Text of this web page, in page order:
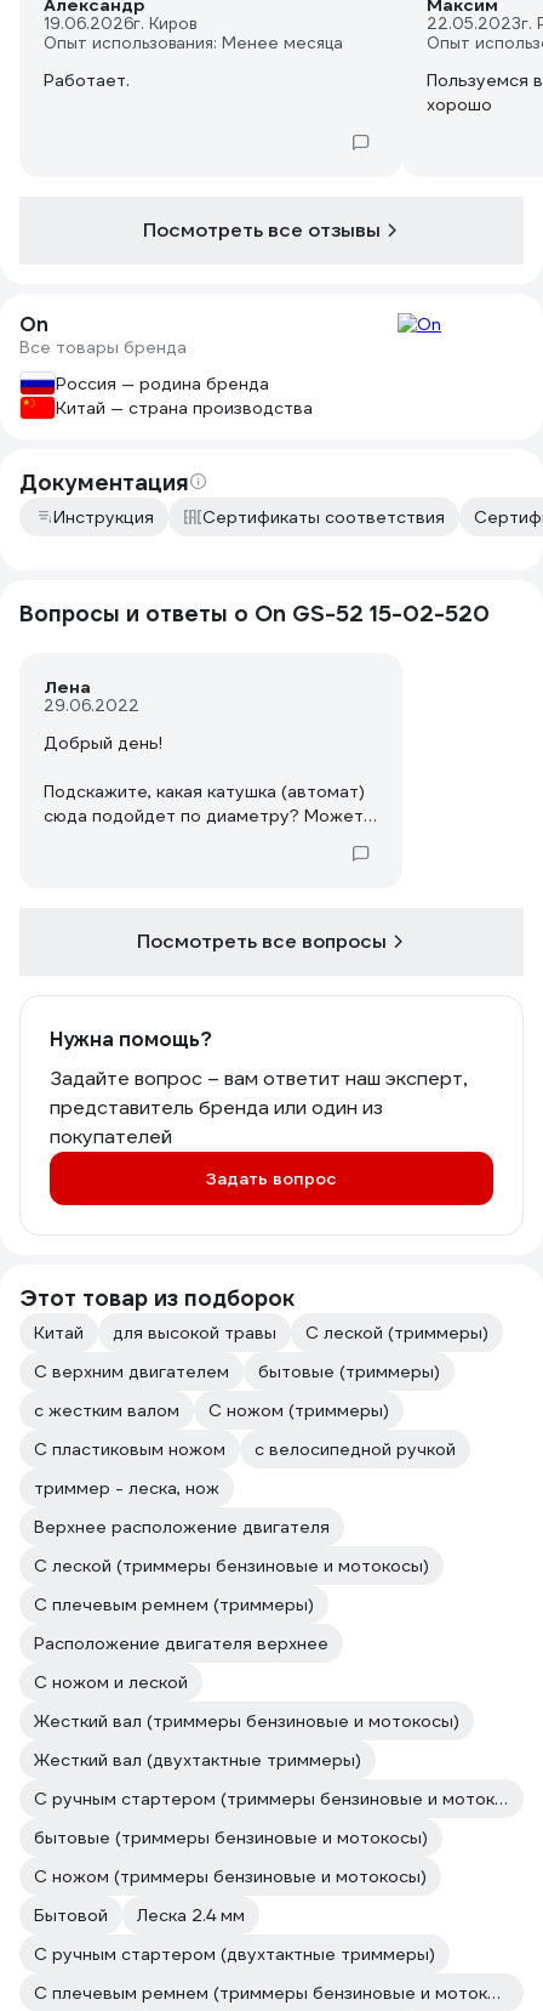
Александр
19.06.2026г. Киров
Опыт использования: Менее месяца
Работает.
Максим
22.05.2023г.
Опыт
Пользуемся
хорошо
Посмотреть все отзывы
On
Все товары бренда
Россия — родина бренда
Китай — страна производства
Документация
Инструкция Сертификаты соответствия
Вопросы и ответы о On GS-52 15-02-520
Лена
29.06.2022
Добрый день!
Подскажите, какая катушка (автомат)
сюда подойдет по диаметру? Можете
Посмотреть все вопросы
Нужна помощь?
Задайте вопрос – вам ответит наш эксперт,
представитель бренда или один из
покупателей
Задать вопрос
Этот товар из подборок
Китай для высокой травы
С леской (триммеры)
С верхним двигателем
бытовые (триммеры)
с жестким валом
С ножом (триммеры)
С пластиковым ножом
с велосипедной ручкой
триммер - леска, нож
Верхнее расположение двигателя
С леской (триммеры бензиновые и мотокосы)
С плечевым ремнем (триммеры)
Расположение двигателя верхнее
С ножом и леской
Жесткий вал (триммеры бензиновые и мотокосы)
Жесткий вал (двухтактные триммеры)
С ручным стартером (триммеры бензиновые и мотокосы)
бытовые (триммеры бензиновые и мотокосы)
С ножом (триммеры бензиновые и мотокосы)
Бытовой
Леска 2.4 мм
С ручным стартером (двухтактные триммеры)
С плечевым ремнем (триммеры бензиновые и мотокосы)